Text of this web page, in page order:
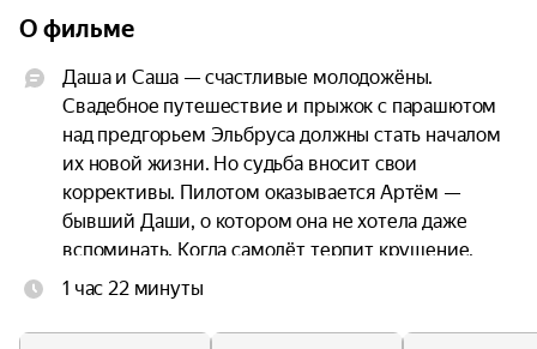
О фильме
Даша и Саша — счастливые молодожёны.
Свадебное путешествие и прыжок с парашютом
над предгорьем Эльбруса должны стать началом
их новой жизни. Но судьба вносит свои
коррективы. Пилотом оказывается Артём —
бывший Даши, о котором она не хотела даже
вспоминать. Когда самолёт терпит крушение,
троим приходится прыгать без подготовки.
— но оказываются подвешены над горной
1 час 22 минуты